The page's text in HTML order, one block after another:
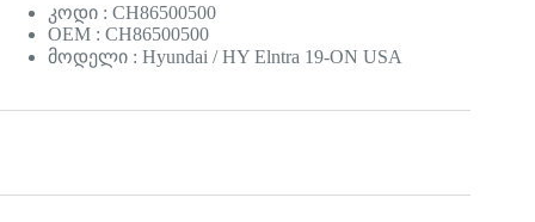
კოდი : CH86500500
OEM : CH86500500
მოდელი : Hyundai / HY Elntra 19-ON USA